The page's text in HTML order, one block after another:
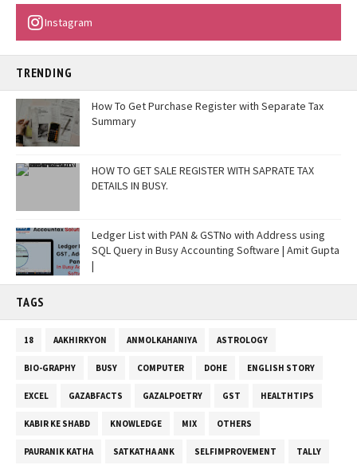
Instagram
TRENDING
How To Get Purchase Register with Separate Tax
Summary
HOW TO GET SALE REGISTER WITH SAPRATE TAX
DETAILS IN BUSY.
Ledger List with PAN & GSTNo with Address using
SQL Query in Busy Accounting Software | Amit Gupta
|
TAGS
18 AAKHIRKYON ANMOLKAHANIYA ASTROLOGY
BIO-GRAPHY BUSY COMPUTER DOHE ENGLISH STORY
EXCEL GAZABFACTS GAZALPOETRY GST HEALTHTIPS
KABIR KE SHABD KNOWLEDGE MIX OTHERS
PAURANIK KATHA SATKATHA ANK SELFIMPROVEMENT TALLY